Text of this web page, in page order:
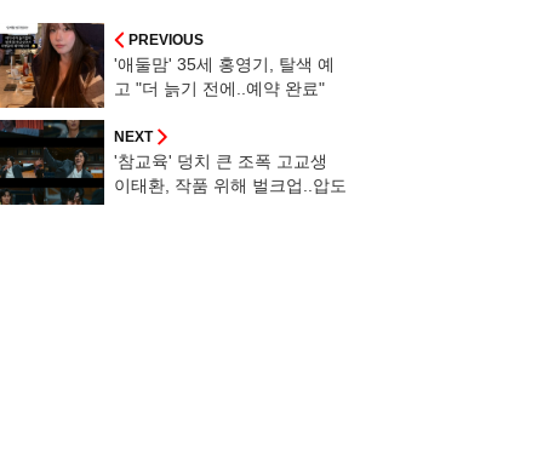
PREVIOUS
'애둘맘' 35세 홍영기, 탈색 예
고 "더 늙기 전에..예약 완료"
NEXT
'참교육' 덩치 큰 조폭 고교생
이태환, 작품 위해 벌크업..압도